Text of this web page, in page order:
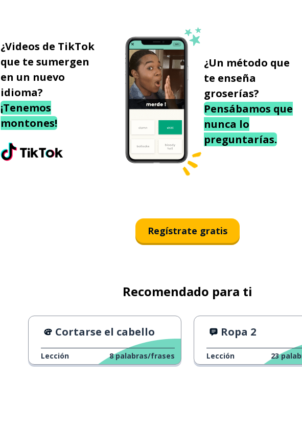
¿Videos de TikTok
que te sumergen
en un nuevo
idioma?
¡Tenemos
montones!
¿Un método que
te enseña
groserías?
Pensábamos que
nunca lo
preguntarías.
Regístrate gratis
Recomendado para ti
Cortarse el cabello
Lección 8 palabras/frases
Ropa 2
Lección 23